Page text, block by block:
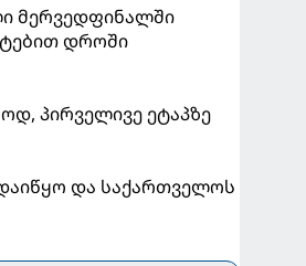
მერვედფინალში
დროში
პირველივე ეტაპზე
და საქართველოს